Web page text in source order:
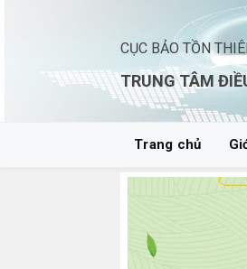
CỤC BẢO TỒN
TRUNG TÂM
Trang chủ